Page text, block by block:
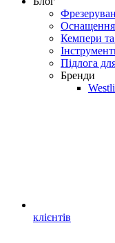
Кемпери
Підлога
Бренди
клієнтів